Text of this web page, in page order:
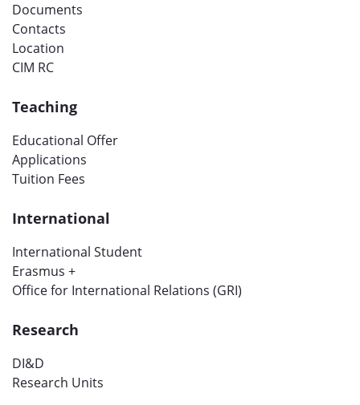
Documents
Contacts
Location
CIM RC
Teaching
Educational Offer
Applications
Tuition Fees
International
International Student
Erasmus +
Office for International Relations (GRI)
Research
DI&D
Research Units